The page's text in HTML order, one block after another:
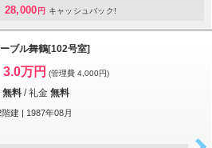
28,000 円 キャッシュバック!
ブル舞鶴[102号室]
3.0万円 (管理費 4,000円)
無料 /礼金 無料
階建 | 1987年08月